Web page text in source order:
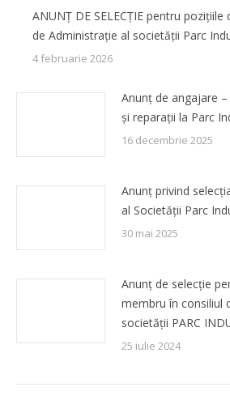
ANUNȚ DE SELECȚIE pentru
de Administrație al societății Parc
4 februarie 2026
Anunț de angajare
și reparații la Parc
16 decembrie 2025
Anunț privind
al Societății Parc
30 mai 2025
Anunț de selecție
membru în consiliul
societății PARC
25 iulie 2024